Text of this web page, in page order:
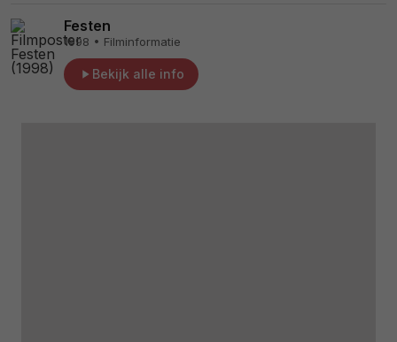
Festen
1998 • Filminformatie
Bekijk alle info